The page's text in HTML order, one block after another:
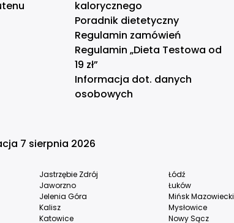
kalorycznego
Poradnik dietetyczny
Regulamin zamówień
Regulamin „Dieta Testowa od
19 zł”
Informacja dot. danych
osobowych
7 sierpnia 2026
Jastrzębie Zdrój
Jaworzno
Jelenia Góra
Kalisz
Katowice
Łódź
Łuków
Mińsk Mazowiecki
Mysłowice
Nowy Sącz